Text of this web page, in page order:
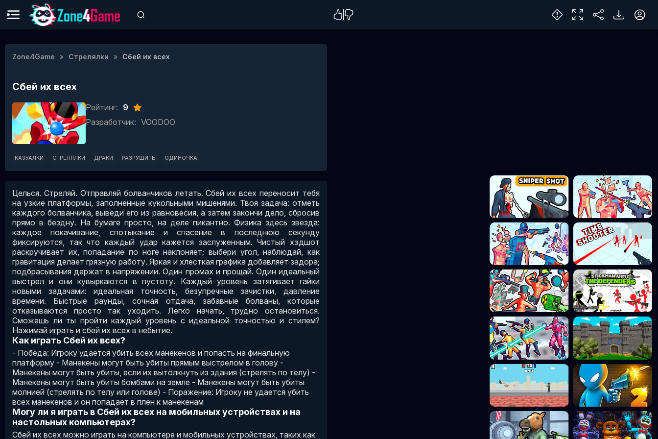
Zone4Game Стрелялки Сбей их всех
Сбей их всех
Рейтинг: 9
Разработчик: VOODOO
КАЗУАЛКИ СТРЕЛЯЛКИ ДРАКИ РАЗРУШИТЬ ОДИНОЧКА
Целься. Стреляй. Отправляй болванчиков летать. Сбей их всех переносит тебя
на узкие платформы, заполненные кукольными мишенями. Твоя задача: отметь
каждого болванчика, выведи его из равновесия, а затем закончи дело, сбросив
прямо в бездну. На бумаге просто, на деле пикантно. Физика здесь звезда:
каждое покачивание, спотыкание и спасение в последнюю секунду
фиксируются, так что каждый удар кажется заслуженным. Чистый хэдшот
раскручивает их, попадание по ноге наклоняет; выбери угол, наблюдай, как
гравитация делает грязную работу. Яркая и хлесткая графика добавляет задора;
подбрасывания держат в напряжении. Один промах и прощай. Один идеальный
выстрел и они кувыркаются в пустоту. Каждый уровень затягивает гайки
новыми задачами: идеальная точность, безупречные зачистки, давление
времени. Быстрые раунды, сочная отдача, забавные болваны, которые
отказываются просто так уходить. Легко начать, трудно остановиться.
Сможешь ли ты пройти каждый уровень с идеальной точностью и стилем?
Нажимай играть и сбей их всех в небытие.
Как играть Сбей их всех?
- Победа: Игроку удается убить всех манекенов и попасть на финальную
платформу - Манекены могут быть убиты прямым выстрелом в голову -
Манекены могут быть убиты, если их вытолкнуть из здания (стрелять по телу) -
Манекены могут быть убиты бомбами на земле - Манекены могут быть убиты
молнией (стрелять по телу или голове) - Поражение: Игроку не удается убить
всех манекенов и он попадает в плен к манекенам
Могу ли я играть в Сбей их всех на мобильных устройствах и на
настольных компьютерах?
Сбей их всех можно играть на компьютере и мобильных устройствах, таких как